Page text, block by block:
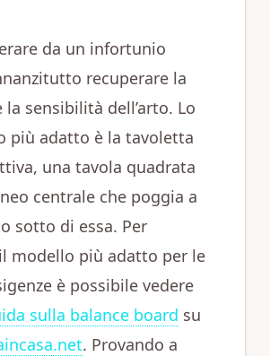
da un infortunio
recuperare la
sensibilità dell’arto. Lo
più adatto è la tavoletta
una tavola quadrata
centrale che poggia a
sotto di essa. Per
modello più adatto per le
è possibile vedere
sulla balance board su
. Provando a